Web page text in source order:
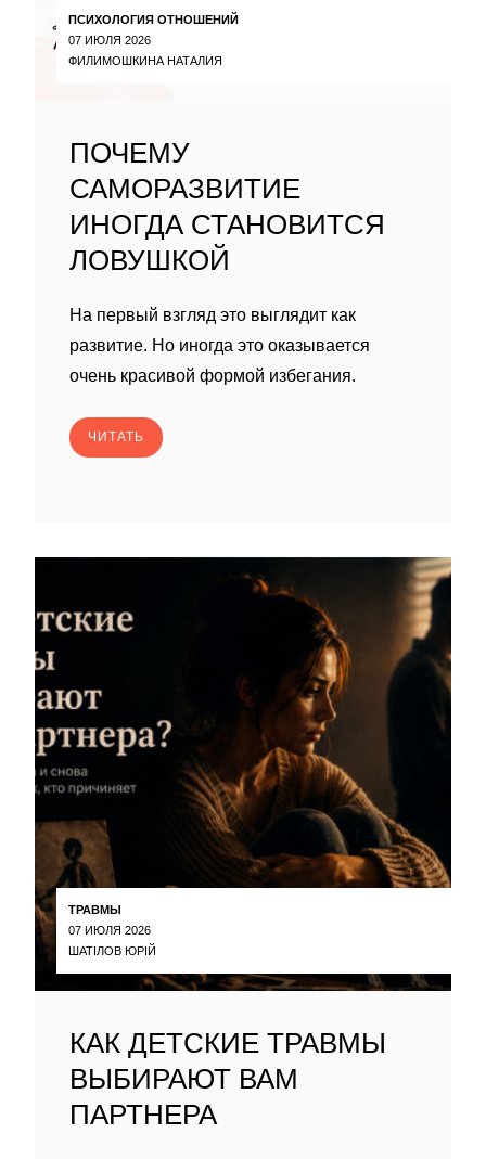
ПСИХОЛОГИЯ ОТНОШЕНИЙ
07 ИЮЛЯ 2026
ФИЛИМОШКИНА НАТАЛИЯ
ПОЧЕМУ
САМОРАЗВИТИЕ
ИНОГДА СТАНОВИТСЯ
ЛОВУШКОЙ
На первый взгляд это выглядит как
развитие. Но иногда это оказывается
очень красивой формой избегания.
ЧИТАТЬ
ТРАВМЫ
07 ИЮЛЯ 2026
ШАТІЛОВ ЮРІЙ
КАК ДЕТСКИЕ ТРАВМЫ
ВЫБИРАЮТ ВАМ
ПАРТНЕРА